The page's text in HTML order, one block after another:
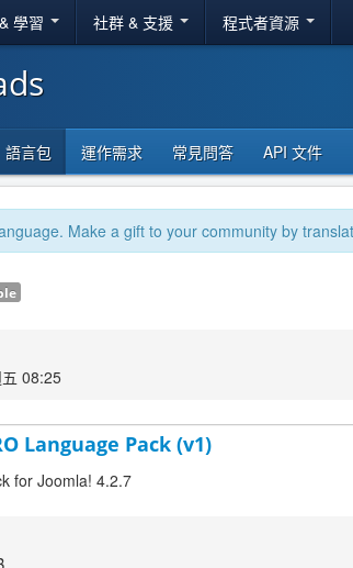
學習 社群 & 支援 程式者資源
語言包 運作需求 常見問答 API 文件
Make a gift to your community by
08:25
Language Pack (v1)
for Joomla! 4.2.7